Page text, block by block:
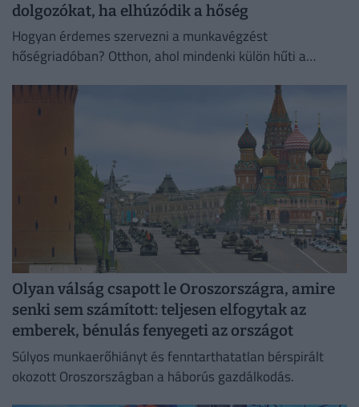
dolgozókat, ha elhúzódik a hőség
Hogyan érdemes szervezni a munkavégzést
hőségriadóban? Otthon, ahol mindenki külön hűti a
irodaházban, ahol a hűtés központilag működik.
Olyan válság csapott le Oroszországra, amire
senki sem számított: teljesen elfogytak az
emberek, bénulás fenyegeti az országot
Súlyos munkaerőhiányt és fenntarthatatlan bérspirált
okozott Oroszországban a háborús gazdálkodás.